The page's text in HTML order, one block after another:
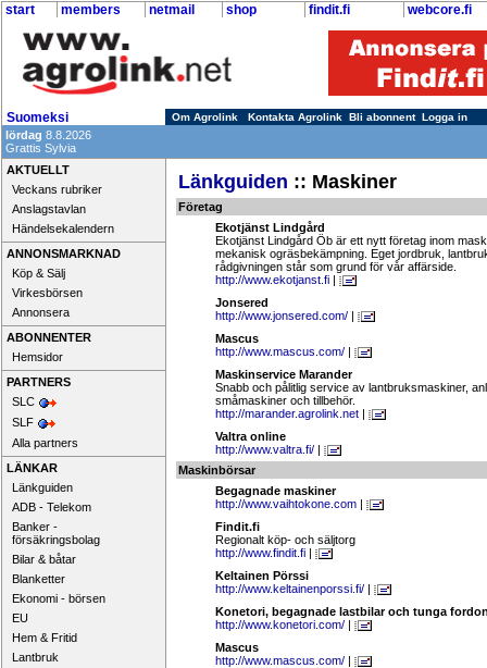
start members netmail shop findit.fi webcore.fi
Suomeksi Om Agrolink Kontakta Agrolink Bli abonnent Logga in
lördag 8.8.2026
Grattis Sylvia
AKTUELLT
Veckans rubriker
Anslagstavlan
Händelsekalendern
ANNONSMARKNAD
Köp & Sälj
Virkesbörsen
Annonsera
ABONNENTER
Hemsidor
PARTNERS
SLC
SLF
Alla partners
LÄNKAR
Länkguiden
ADB - Telekom
Banker -
försäkringsbolag
Bilar & båtar
Blanketter
Ekonomi - börsen
EU
Hem & Fritid
Lantbruk
Länkguiden :: Maskiner
Företag
Ekotjänst Lindgård
Ekotjänst Lindgård Öb är ett nytt företag inom
mekanisk ogräsbekämpning. Eget jordbruk,
rådgivningen står som grund för vår affärside.
http://www.ekotjanst.fi |
Jonsered
http://www.jonsered.com/ |
Mascus
http://www.mascus.com/ |
Maskinservice Marander
Snabb och pålitlig service av lantbruksmaskiner,
småmaskiner och tillbehör.
http://marander.agrolink.net |
Valtra online
http://www.valtra.fi/ |
Maskinbörsar
Begagnade maskiner
http://www.vaihtokone.com |
Findit.fi
Regionalt köp- och säljtorg
http://www.findit.fi |
Keltainen Pörssi
http://www.keltainenporssi.fi/ |
Konetori, begagnade lastbilar och tunga
http://www.konetori.com/ |
Mascus
http://www.mascus.com/ |